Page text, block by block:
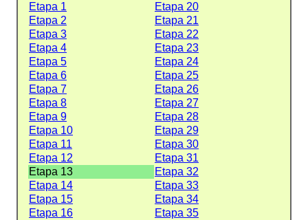
Etapa 1
Etapa 20
Etapa 2
Etapa 21
Etapa 3
Etapa 22
Etapa 4
Etapa 23
Etapa 5
Etapa 24
Etapa 6
Etapa 25
Etapa 7
Etapa 26
Etapa 8
Etapa 27
Etapa 9
Etapa 28
Etapa 10
Etapa 29
Etapa 11
Etapa 30
Etapa 12
Etapa 31
Etapa 13
Etapa 32
Etapa 14
Etapa 33
Etapa 15
Etapa 34
Etapa 16
Etapa 35